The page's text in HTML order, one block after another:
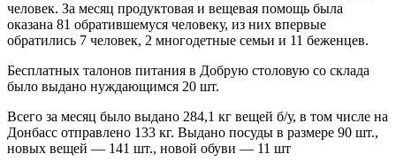
человек. За месяц продуктовая и вещевая помощь была
оказана 81 обратившемуся человеку, из них впервые
обратились 7 человек, 2 многодетные семьи и 11 беженцев.
Бесплатных талонов питания в Добрую столовую со склада
было выдано нуждающимся 20 шт.
Всего за месяц было выдано 284,1 кг вещей б/у, в том числе на
Донбасс отправлено 133 кг. Выдано посуды в размере 90 шт.,
новых вещей — 141 шт., новой обуви — 11 шт